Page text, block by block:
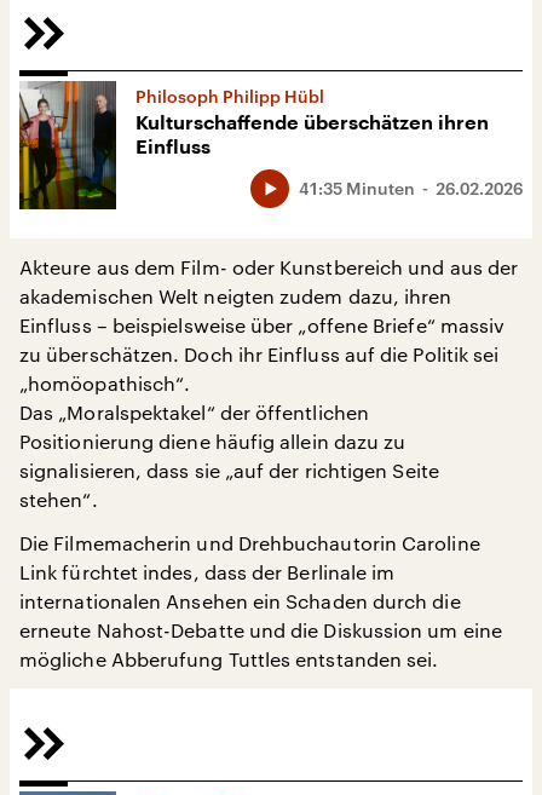
Philosoph Philipp Hübl
Kulturschaffende überschätzen ihren
Einfluss
26.02.2026
41:35 Minuten
Akteure aus dem Film- oder Kunstbereich und aus der
akademischen Welt neigten zudem dazu, ihren
Einfluss – beispielsweise über „offene Briefe“ massiv
zu überschätzen. Doch ihr Einfluss auf die Politik sei
„homöopathisch“.
Das „Moralspektakel“ der öffentlichen
Positionierung diene häufig allein dazu zu
signalisieren, dass sie „auf der richtigen Seite
stehen“.
Die Filmemacherin und Drehbuchautorin Caroline
Link fürchtet indes, dass der Berlinale im
internationalen Ansehen ein Schaden durch die
erneute Nahost-Debatte und die Diskussion um eine
mögliche Abberufung Tuttles entstanden sei.